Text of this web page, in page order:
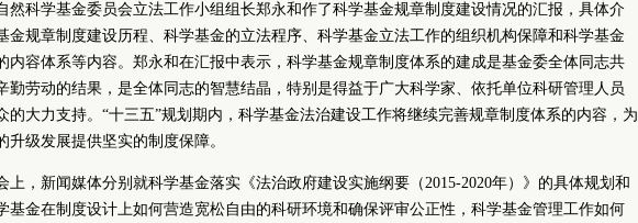
然科学基金委员会立法工作小组组长郑永和作了科学基金规章制度建设情况的汇报，具体介
金规章制度建设历程、科学基金的立法程序、科学基金立法工作的组织机构保障和科学基金
内容体系等内容。郑永和在汇报中表示，科学基金规章制度体系的建成是基金委全体同志共
勤劳动的结果，是全体同志的智慧结晶，特别是得益于广大科学家、依托单位科研管理人员
的大力支持。“十三五”规划期内，科学基金法治建设工作将继续完善规章制度体系的内容，为
升级发展提供坚实的制度保障。
上，新闻媒体分别就科学基金落实《法治政府建设实施纲要（2015-2020年）》的具体规划和
基金在制度设计上如何营造宽松自由的科研环境和确保评审公正性，科学基金管理工作如何